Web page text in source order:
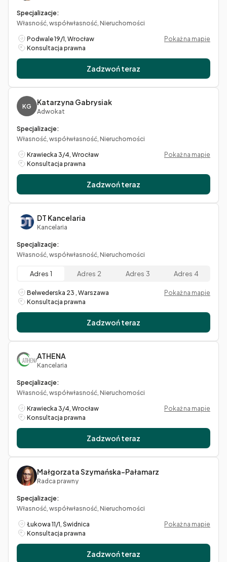
Specjalizacje:
Własność, współwłasność, Nieruchomości
Podwale 19/1, Wrocław
Pokaż na mapie
Konsultacja prawna
Zadzwoń teraz
KG Katarzyna Gabrysiak
Adwokat
Specjalizacje:
Własność, współwłasność, Nieruchomości
Krawiecka 3/4, Wrocław
Pokaż na mapie
Konsultacja prawna
Zadzwoń teraz
DT Kancelaria
Kancelaria
Specjalizacje:
Własność, współwłasność, Nieruchomości
Adres 1 Adres 2 Adres 3 Adres 4
Belwederska 23 , Warszawa
Pokaż na mapie
Konsultacja prawna
Zadzwoń teraz
ATHENA
Kancelaria
Specjalizacje:
Własność, współwłasność, Nieruchomości
Krawiecka 3/4, Wrocław
Pokaż na mapie
Konsultacja prawna
Zadzwoń teraz
Małgorzata Szymańska-Pałamarz
Radca prawny
Specjalizacje:
Własność, współwłasność, Nieruchomości
Łukowa 11/1, Świdnica
Pokaż na mapie
Konsultacja prawna
Zadzwoń teraz